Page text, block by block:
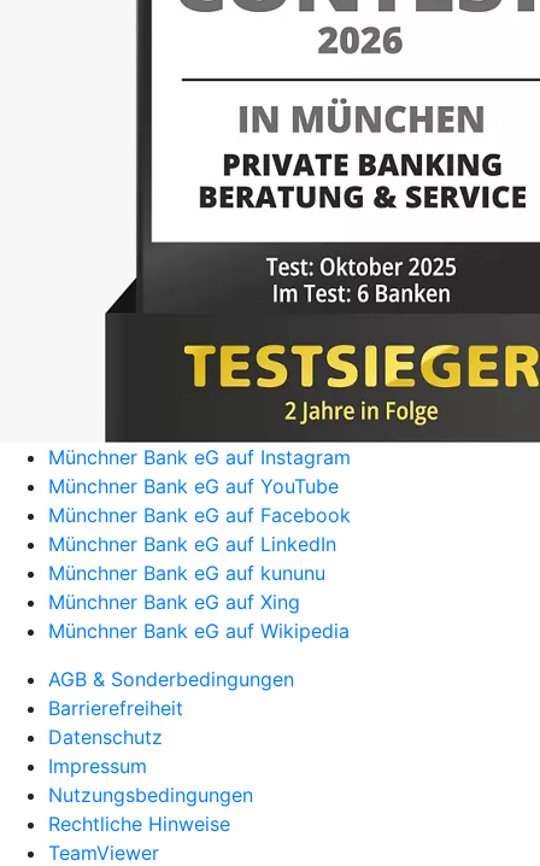
Münchner Bank eG auf Instagram
Münchner Bank eG auf YouTube
Münchner Bank eG auf Facebook
Münchner Bank eG auf LinkedIn
Münchner Bank eG auf kununu
Münchner Bank eG auf Xing
Münchner Bank eG auf Wikipedia
AGB & Sonderbedingungen
Barrierefreiheit
Datenschutz
Impressum
Nutzungsbedingungen
Rechtliche Hinweise
TeamViewer